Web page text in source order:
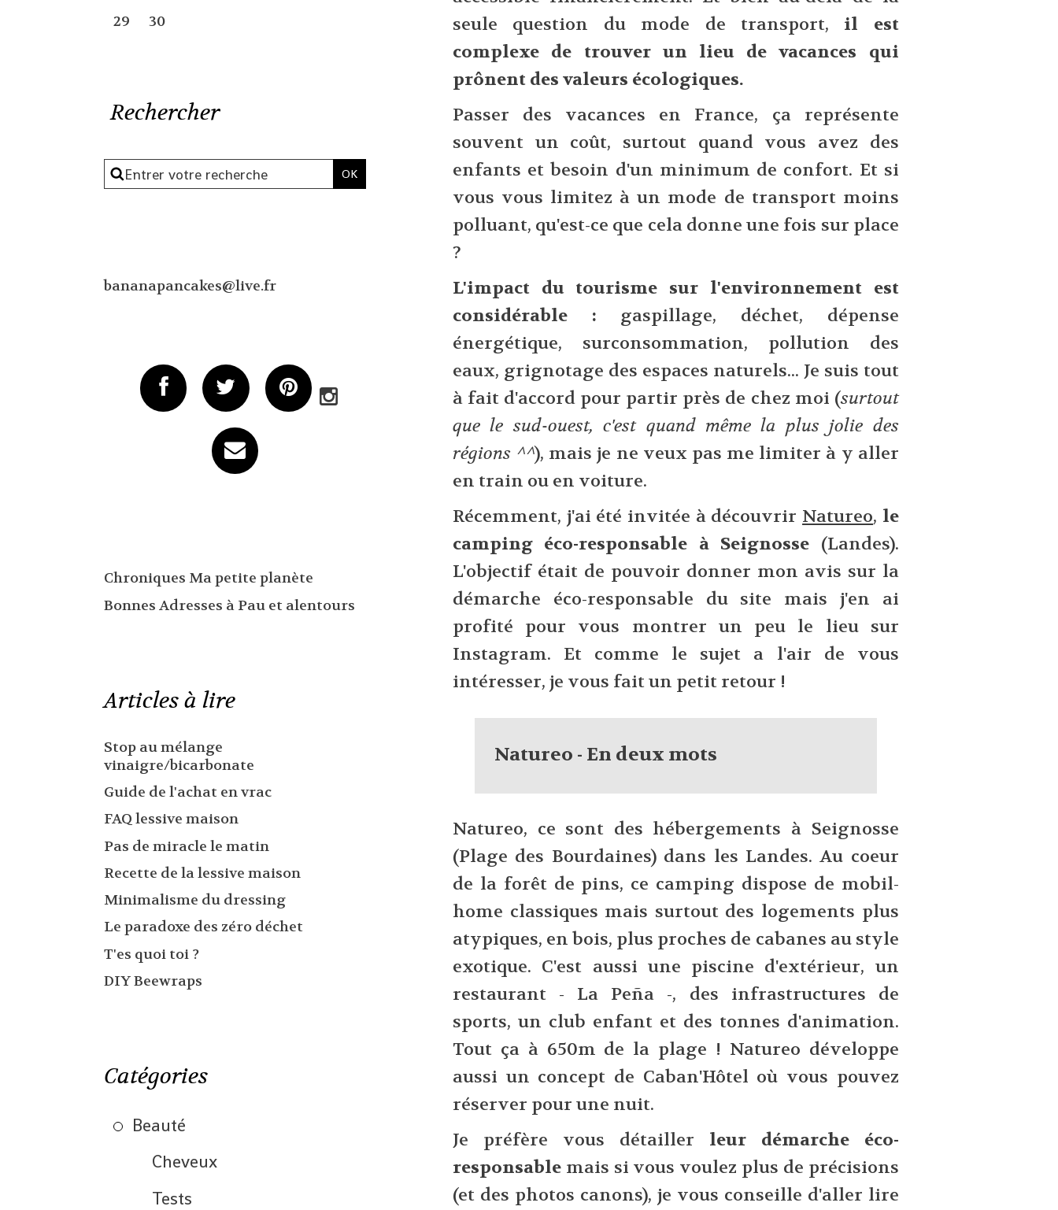
29
30
Rechercher
bananapancakes@live.fr
Chroniques Ma petite planète
Bonnes Adresses à Pau et alentours
Articles à lire
Stop au mélange
vinaigre/bicarbonate
Guide de l'achat en vrac
FAQ lessive maison
Pas de miracle le matin
Recette de la lessive maison
Minimalisme du dressing
Le paradoxe des zéro déchet
T'es quoi toi ?
DIY Beewraps
Catégories
Beauté
Cheveux
Tests
seule question du mode de transport, il est
complexe de trouver un lieu de vacances qui
prônent des valeurs écologiques.
Passer des vacances en France, ça représente
souvent un coût, surtout quand vous avez des
enfants et besoin d'un minimum de confort. Et si
vous vous limitez à un mode de transport moins
polluant, qu'est-ce que cela donne une fois sur place
?
L'impact du tourisme sur l'environnement est
considérable : gaspillage, déchet, dépense
énergétique, surconsommation, pollution des
eaux, grignotage des espaces naturels... Je suis tout
à fait d'accord pour partir près de chez moi (surtout
que le sud-ouest, c'est quand même la plus jolie des
régions ^^), mais je ne veux pas me limiter à y aller
en train ou en voiture.
Récemment, j'ai été invitée à découvrir Natureo, le
camping éco-responsable à Seignosse (Landes).
L'objectif était de pouvoir donner mon avis sur la
démarche éco-responsable du site mais j'en ai
profité pour vous montrer un peu le lieu sur
Instagram. Et comme le sujet a l'air de vous
intéresser, je vous fait un petit retour !
Natureo - En deux mots
Natureo, ce sont des hébergements à Seignosse
(Plage des Bourdaines) dans les Landes. Au coeur
de la forêt de pins, ce camping dispose de mobil-
home classiques mais surtout des logements plus
atypiques, en bois, plus proches de cabanes au style
exotique. C'est aussi une piscine d'extérieur, un
restaurant - La Peña -, des infrastructures de
sports, un club enfant et des tonnes d'animation.
Tout ça à 650m de la plage ! Natureo développe
aussi un concept de Caban'Hôtel où vous pouvez
réserver pour une nuit.
Je préfère vous détailler leur démarche éco-
responsable mais si vous voulez plus de précisions
(et des photos canons), je vous conseille d'aller lire